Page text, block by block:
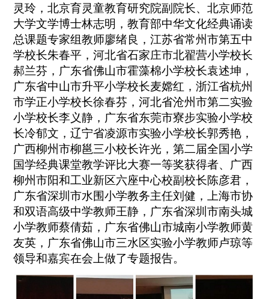
灵玲，北京育灵童教育研究院副院长、北京师范
大学文学博士林志明，教育部中华文化经典诵读
总课题专家组教师廖绪良，江苏省常州市第五中
学校长朱春平，河北省石家庄市北翟营小学校长
郝兰芬，广东省佛山市霍藻棉小学校长袁述坤，
广东省中山市升平小学校长麦嫦红，浙江省杭州
市学正小学校长徐春芬，河北省沧州市第二实验
小学校长李义静，广东省东莞市寮步实验小学校
长冷郁文，辽宁省凌源市实验小学校长郭秀艳，
广西柳州市柳邕三小校长许光，第二届全国小学
国学经典课堂教学评比大赛一等奖获得者、广西
柳州市阳和工业新区六座中心校副校长陈彦君，
广东省深圳市水围小学教务主任刘健，上海市协
和双语高级中学教师王静，广东省深圳市南头城
小学教师蔡倩茹，广东省佛山市城南小学教师黄
友英，广东省佛山市三水区实验小学教师卢琼等
领导和嘉宾在会上做了专题报告。